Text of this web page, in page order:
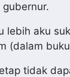
lebih aku
(dalam buku
tidak